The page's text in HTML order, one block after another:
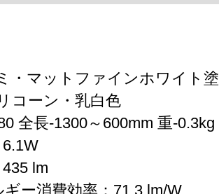
・マットファインホワイト
コーン・乳白色
全長-1300～600mm 重-0.3kg
lm
ー消費効率：71.3 lm/W